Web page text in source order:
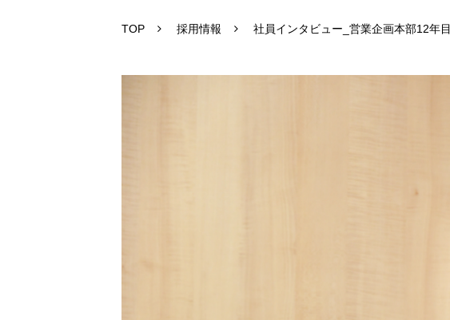
TOP 採用情報 社員インタビュー_営業企画本部12年目